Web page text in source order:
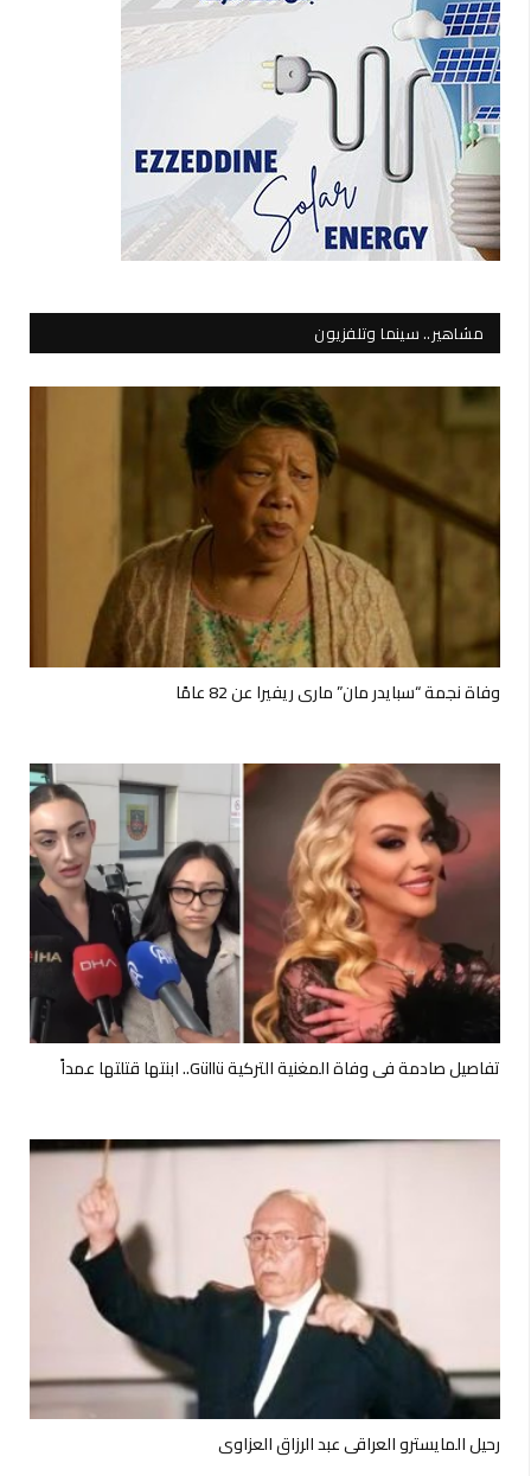
مشاهير.. سينما وتلفزيون
وفاة نجمة “سبايدر مان” ماري ريفيرا عن 82 عامًا
تفاصيل صادمة في وفاة المغنية التركية Güllü.. ابنتها قتلتها عمداً
رحيل المايسترو العراقي عبد الرزاق العزاوي